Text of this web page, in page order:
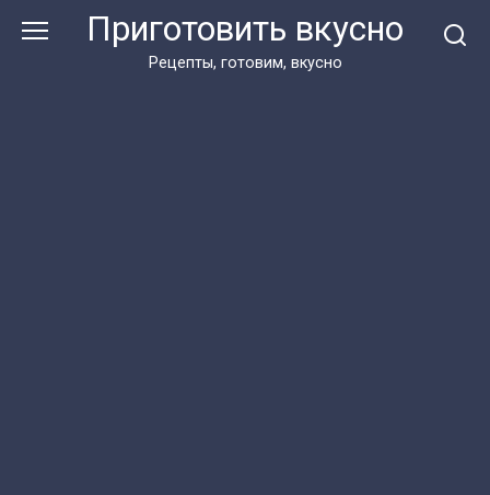
Приготовить вкусно
Рецепты, готовим, вкусно